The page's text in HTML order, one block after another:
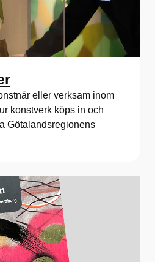
eller verksam inom
konstverk köps in och
Götalandsregionens